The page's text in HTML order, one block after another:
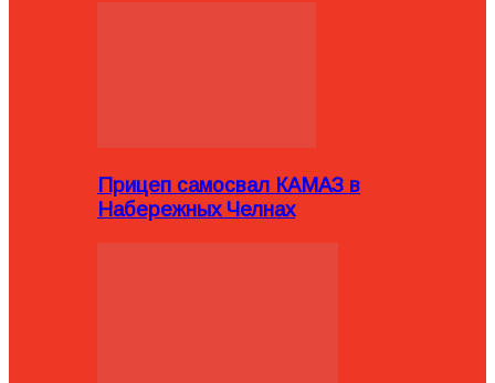
Прицеп самосвал КАМАЗ в
Набережных Челнах